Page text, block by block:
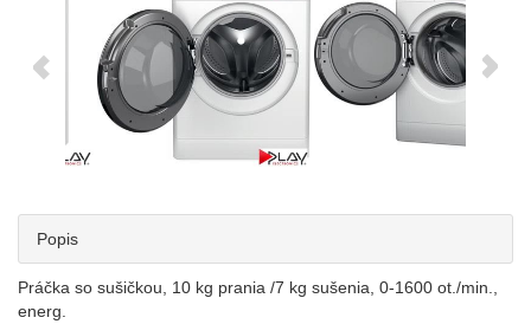
Popis
Práčka so sušičkou, 10 kg prania /7 kg sušenia, 0-1600 ot./min.,
energ.